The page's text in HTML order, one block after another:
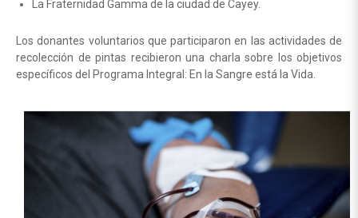
La Fraternidad Gamma de la ciudad de Cayey.
Los donantes voluntarios que participaron en las actividades de
recolección de pintas recibieron una charla sobre los objetivos
específicos del Programa Integral: En la Sangre está la Vida.